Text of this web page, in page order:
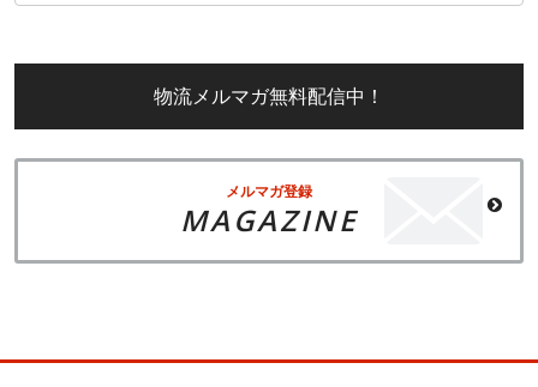
物流メルマガ無料配信中！
メルマガ登録
MAGAZINE